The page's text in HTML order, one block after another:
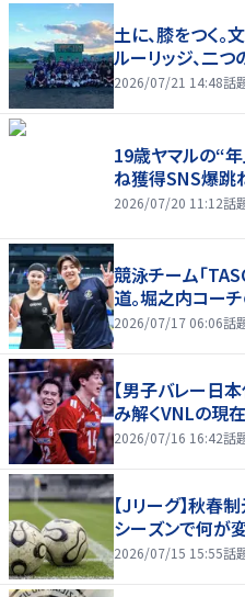
土に、膝をつく。
ルーリッジ、二つ
2026/07/21 14:48話
19歳ヤマルの“
ね獲得SNS爆跳
2026/07/20 11:12話
競泳チーム「
道。堀之内コー
2026/07/17 06:06話
【男子バレー日
み解くVNLの現
2026/07/16 16:42話
【Jリーグ】秋春
シーズンで何が
2026/07/15 15:55話